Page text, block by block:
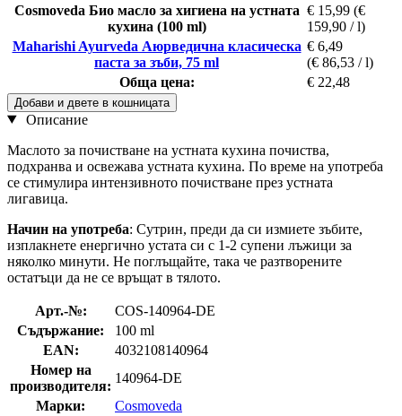
Cosmoveda Био масло за хигиена на устната
кухина (100 ml)
€ 15,99 (€
159,90 / l)
Maharishi Ayurveda Аюрведична класическа
паста за зъби, 75 ml
€ 6,49
(€ 86,53 / l)
Обща цена:
€ 22,48
Добави и двете в кошницата
Описание
Маслото за почистване на устната кухина почиства,
подхранва и освежава устната кухина. По време на употреба
се стимулира интензивното почистване през устната
лигавица.
Начин на употреба: Сутрин, преди да си измиете зъбите,
изплакнете енергично устата си с 1-2 супени лъжици за
няколко минути. Не поглъщайте, така че разтворените
остатъци да не се връщат в тялото.
Арт.-№:
COS-140964-DE
Съдържание:
100 ml
EAN:
4032108140964
Номер на
производителя:
140964-DE
Марки:
Cosmoveda